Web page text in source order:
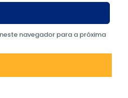
navegador para a próxima